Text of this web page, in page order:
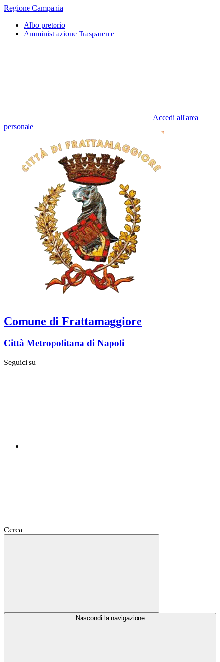
Regione Campania
Albo pretorio
Amministrazione Trasparente
Accedi all'area
personale
Comune di Frattamaggiore
Città Metropolitana di Napoli
Seguici su
Cerca
Nascondi la navigazione